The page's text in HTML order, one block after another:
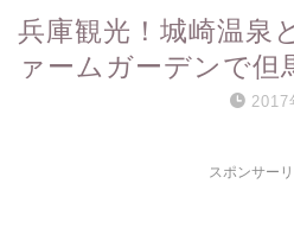
兵庫観光！城崎温泉
ァームガーデンで但
2017
スポンサー